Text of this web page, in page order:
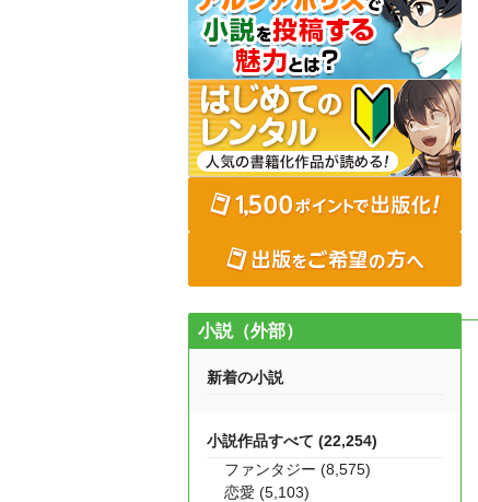
小説（外部）
新着の小説
小説作品すべて (22,254)
ファンタジー (8,575)
恋愛 (5,103)